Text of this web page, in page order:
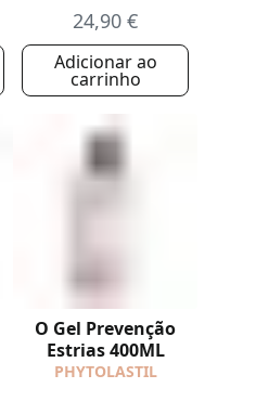
24,90 €
Adicionar ao
carrinho
O Gel Prevenção
Estrias 400ML
PHYTOLASTIL